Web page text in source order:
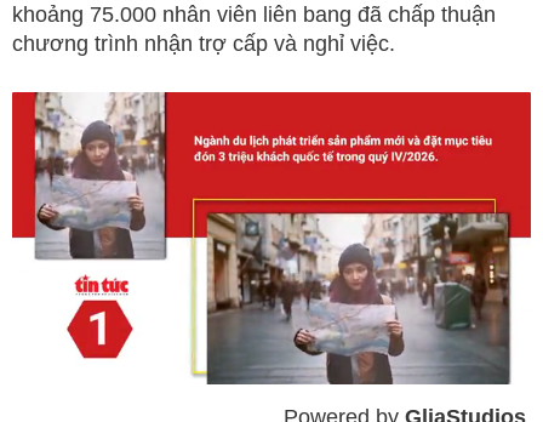
khoảng 75.000 nhân viên liên bang đã chấp thuận
chương trình nhận trợ cấp và nghỉ việc.
Powered by GliaStudios